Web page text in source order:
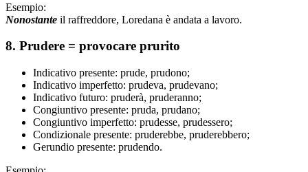
Esempio:
Nonostante il raffreddore, Loredana è andata a lavoro.
8. Prudere = provocare prurito
Indicativo presente: prude, prudono;
Indicativo imperfetto: prudeva, prudevano;
Indicativo futuro: pruderà, pruderanno;
Congiuntivo presente: pruda, prudano;
Congiuntivo imperfetto: prudesse, prudessero;
Condizionale presente: pruderebbe, pruderebbero;
Gerundio presente: prudendo.